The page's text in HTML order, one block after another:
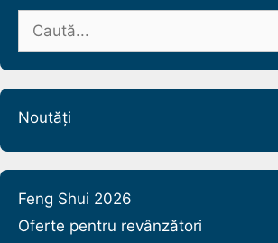
Caută
Noutăți
Feng Shui 2026
Oferte pentru revânzători